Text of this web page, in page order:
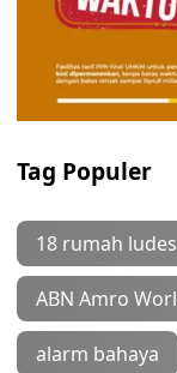
Tag Populer
18 rumah ludes
ABN Amro
alarm bahaya